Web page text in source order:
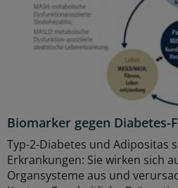
Biomarker gegen Diabetes-
Typ-2-Diabetes und Adipositas
Erkrankungen: Sie wirken sich
Organsysteme aus und